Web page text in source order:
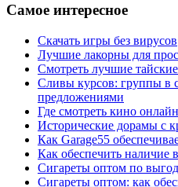
Самое интересное
Скачать игры без вирусов
Лучшие лакорны для
Смотреть лучшие
Сливы курсов: группы в
предложениями
Где смотреть кино
Исторические дорамы с
Как Garage55
Как обеспечить наличие
Сигареты оптом по
Сигареты оптом: как